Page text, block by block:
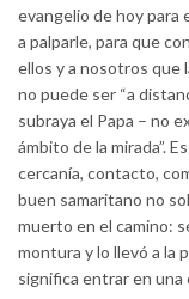
evangelio de hoy para
a palparle, para que
ellos y a nosotros que
no puede ser “a
subraya el Papa – no
ámbito de la mirada”.
cercanía, contacto,
buen samaritano no
muerto en el camino:
montura y lo llevó a la
significa entrar en una